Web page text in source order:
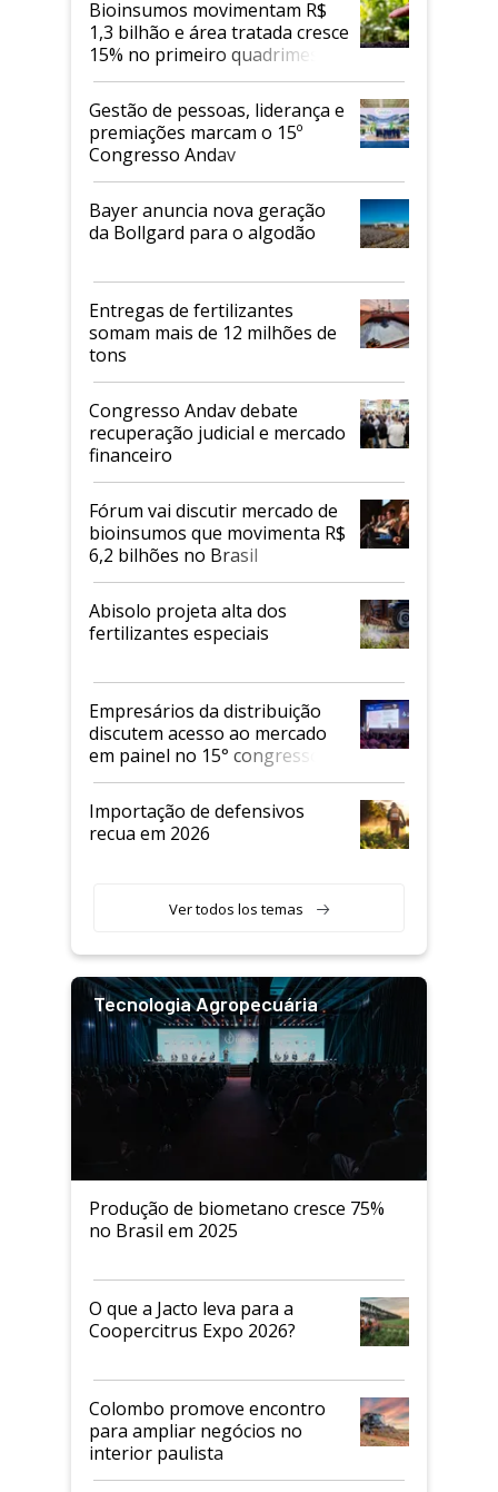
Bioinsumos movimentam R$
1,3 bilhão e área tratada cresce
15% no primeiro quadrimestre
de 2026
Gestão de pessoas, liderança e
premiações marcam o 15º
Congresso Andav
Bayer anuncia nova geração
da Bollgard para o algodão
Entregas de fertilizantes
somam mais de 12 milhões de
tons
Congresso Andav debate
recuperação judicial e mercado
financeiro
Fórum vai discutir mercado de
bioinsumos que movimenta R$
6,2 bilhões no Brasil
Abisolo projeta alta dos
fertilizantes especiais
Empresários da distribuição
discutem acesso ao mercado
em painel no 15° congresso
Andav
Importação de defensivos
recua em 2026
Ver todos los temas
Tecnologia Agropecuária
Produção de biometano cresce 75%
no Brasil em 2025
O que a Jacto leva para a
Coopercitrus Expo 2026?
Colombo promove encontro
para ampliar negócios no
interior paulista